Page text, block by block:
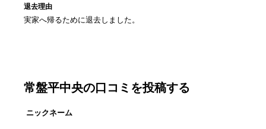
退去理由
実家へ帰るために退去しました。
常盤平中央の口コミを投稿する
ニックネーム